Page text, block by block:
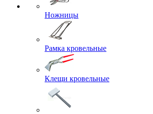
Ножницы
Рамка кровельные
Клещи кровельные